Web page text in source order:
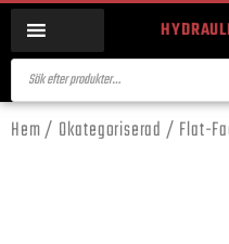
Hem/ Okategoriserad / Flat-